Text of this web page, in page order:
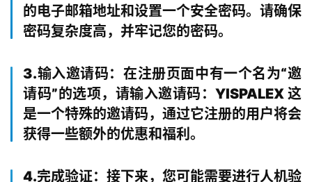
的电子邮箱地址和设置一个安全密码。请确保
密码复杂度高，并牢记您的密码。
3.输入邀请码：在注册页面中有一个名为“邀
请码”的选项，请输入邀请码：YISPALEX 这
是一个特殊的邀请码，通过它注册的用户将会
获得一些额外的优惠和福利。
4.完成验证：接下来，您可能需要进行人机验